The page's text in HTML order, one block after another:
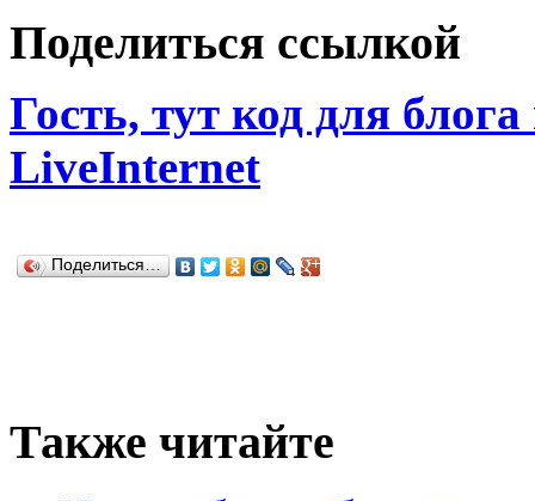
Поделиться ссылкой
Гость, тут код для
LiveInternet
Поделиться…
Также читайте